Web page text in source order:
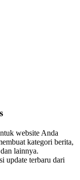
website Anda
kategori berita,
lainnya.
update terbaru dari